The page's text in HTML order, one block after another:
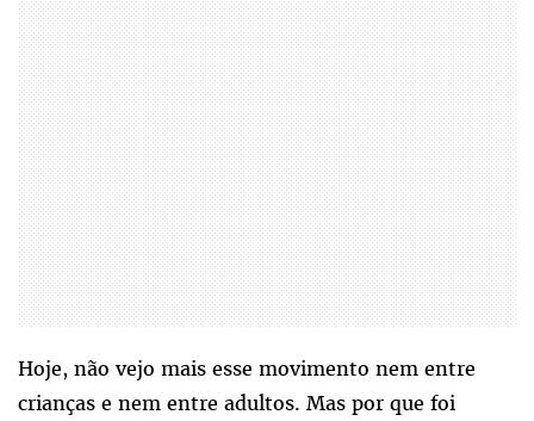
Hoje, não vejo mais esse movimento nem entre
crianças e nem entre adultos. Mas por que foi